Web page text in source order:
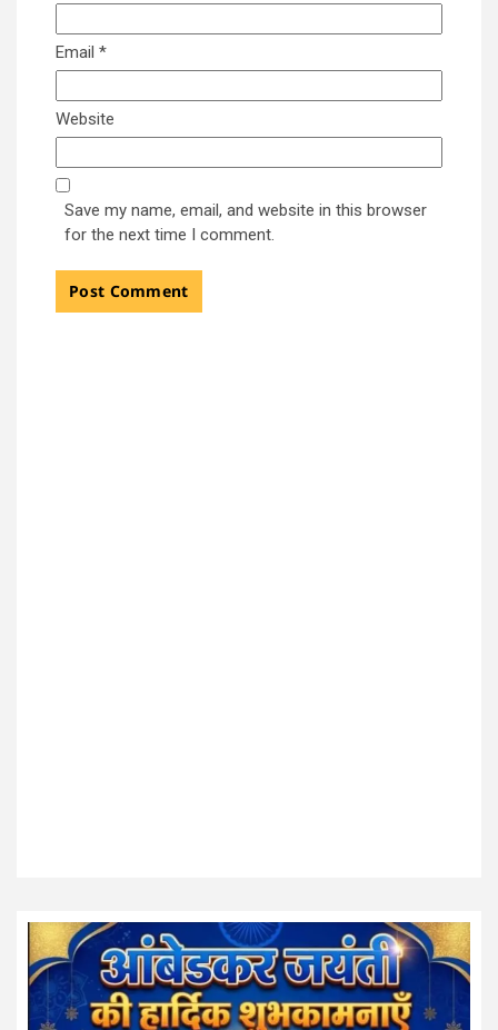
Email *
Website
Save my name, email, and website in this browser
for the next time I comment.